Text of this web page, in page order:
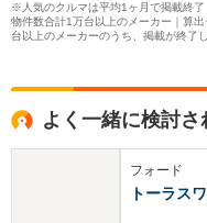
※人気のクルマは平均1ヶ月で掲載終了
物件数合計1万台以上のメーカー｜算
台以上のメーカーのうち、掲載が終了
よく一緒に検討
フォード
トーラス